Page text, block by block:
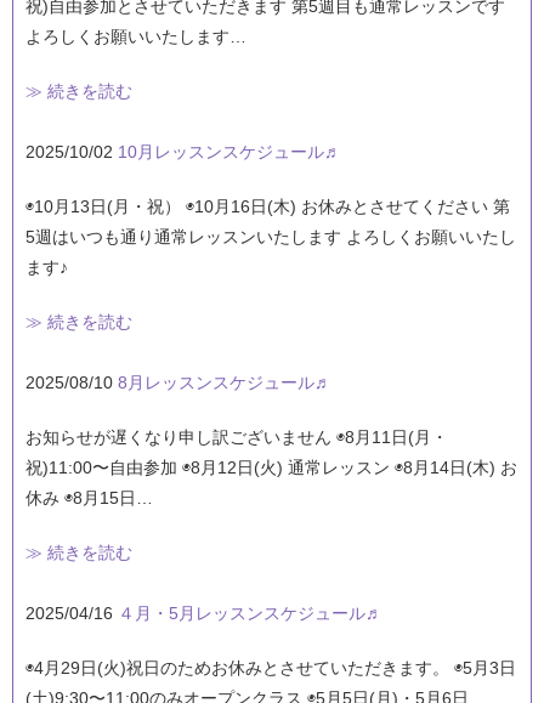
祝)自由参加とさせていただきます 第5週目も通常レッスンです
よろしくお願いいたします…
≫ 続きを読む
2025/10/02 10月レッスンスケジュール♬
◉10月13日(月・祝） ◉10月16日(木) お休みとさせてください 第
5週はいつも通り通常レッスンいたします よろしくお願いいたし
ます♪
≫ 続きを読む
2025/08/10 8月レッスンスケジュール♬
お知らせが遅くなり申し訳ございません ◉8月11日(月・
祝)11:00〜自由参加 ◉8月12日(火) 通常レッスン ◉8月14日(木) お
休み ◉8月15日…
≫ 続きを読む
2025/04/16 ４月・5月レッスンスケジュール♬
◉4月29日(火)祝日のためお休みとさせていただきます。 ◉5月3日
(土)9:30〜11:00のみオープンクラス ◉5月5日(月)・5月6日